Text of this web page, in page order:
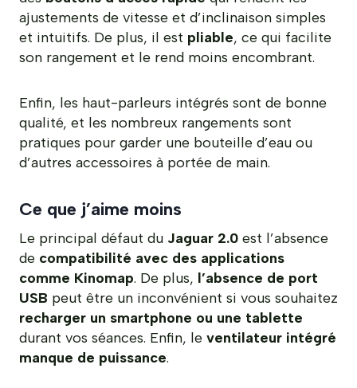
ajustements de vitesse et d’inclinaison simples
et intuitifs. De plus, il est pliable, ce qui facilite
son rangement et le rend moins encombrant.
Enfin, les haut-parleurs intégrés sont de bonne
qualité, et les nombreux rangements sont
pratiques pour garder une bouteille d’eau ou
d’autres accessoires à portée de main.
Ce que j’aime moins
Le principal défaut du Jaguar 2.0 est l’absence
de compatibilité avec des applications
comme Kinomap. De plus, l’absence de port
USB peut être un inconvénient si vous souhaitez
recharger un smartphone ou une tablette
durant vos séances. Enfin, le ventilateur intégré
manque de puissance.